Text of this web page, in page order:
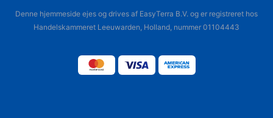
Denne hjemmeside ejes og drives af EasyTerra B.V. og er registreret hos
Handelskammeret Leeuwarden, Holland, nummer 01104443